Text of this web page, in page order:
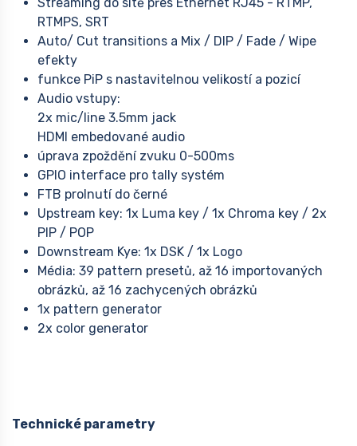
RTMPS, SRT
Auto/ Cut transitions a Mix / DIP / Fade / Wipe
efekty
funkce PiP s nastavitelnou velikostí a pozicí
Audio vstupy:
2x mic/line 3.5mm jack
HDMI embedované audio
úprava zpoždění zvuku 0-500ms
GPIO interface pro tally systém
FTB prolnutí do černé
Upstream key: 1x Luma key / 1x Chroma key / 2x
PIP / POP
Downstream Kye: 1x DSK / 1x Logo
Média: 39 pattern presetů, až 16 importovaných
obrázků, až 16 zachycených obrázků
1x pattern generator
2x color generator
Technické parametry